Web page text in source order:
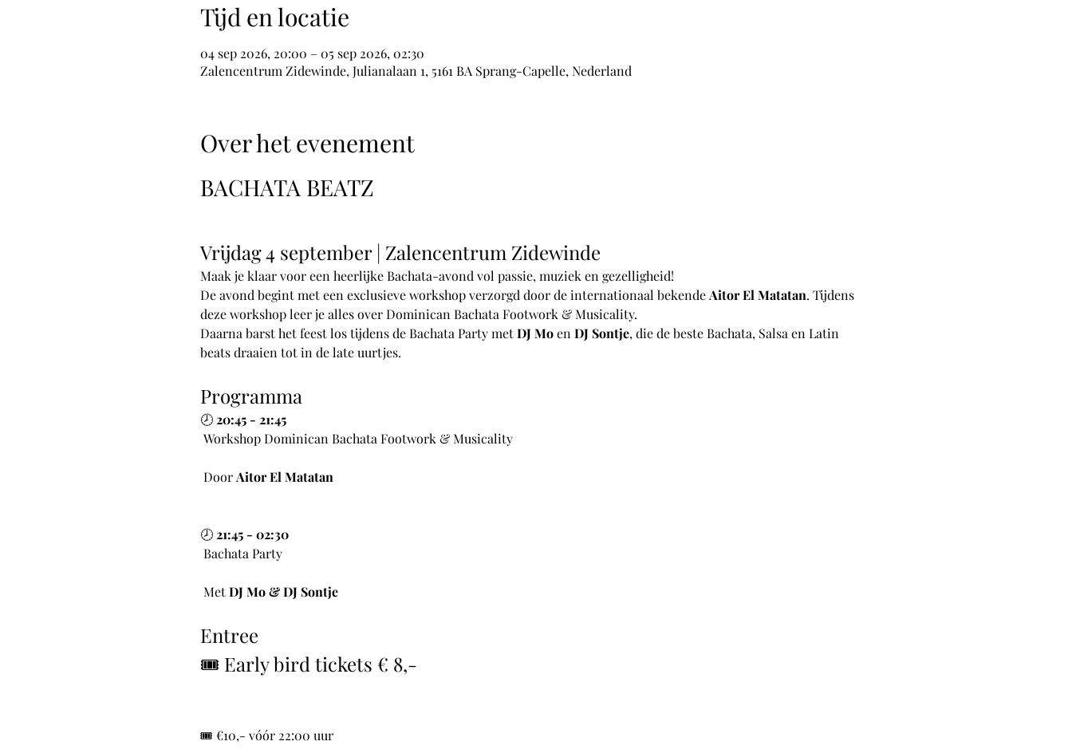
Tijd en locatie
04 sep 2026, 20:00 – 05 sep 2026, 02:30
Zalencentrum Zidewinde, Julianalaan 1, 5161 BA Sprang-Capelle, Nederland
Over het evenement
BACHATA BEATZ
Vrijdag 4 september | Zalencentrum Zidewinde
Maak je klaar voor een heerlijke Bachata-avond vol passie, muziek en gezelligheid!
De avond begint met een exclusieve workshop verzorgd door de internationaal bekende Aitor El Matatan. Tijdens
deze workshop leer je alles over Dominican Bachata Footwork & Musicality.
Daarna barst het feest los tijdens de Bachata Party met DJ Mo en DJ Sontje, die de beste Bachata, Salsa en Latin
beats draaien tot in de late uurtjes.
Programma
🕗 20:45 - 21:45
Workshop Dominican Bachata Footwork & Musicality
Door Aitor El Matatan
🕗 21:45 - 02:30
Bachata Party
Met DJ Mo & DJ Sontje
Entree
🎟️ Early bird tickets € 8,-
🎟️ €10,- vóór 22:00 uur